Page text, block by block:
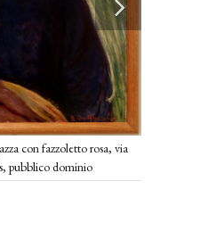
con fazzoletto rosa, via
pubblico dominio